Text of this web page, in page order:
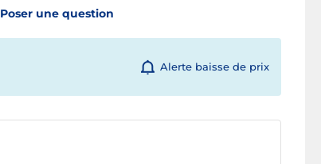
Poser une question
Alerte baisse de prix